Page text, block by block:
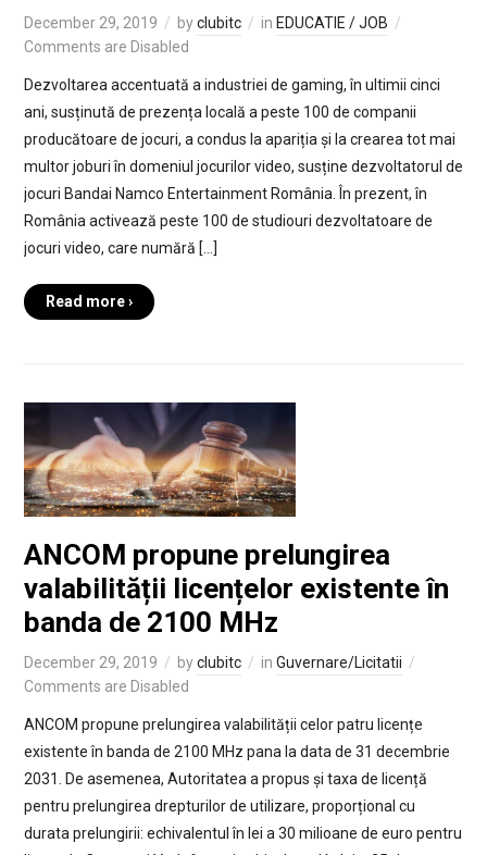
December 29, 2019 byclubitc in EDUCATIE / JOB
Comments are Disabled
Dezvoltarea accentuată a industriei de gaming, în ultimii cinci
ani, susținută de prezența locală a peste 100 de companii
producătoare de jocuri, a condus la apariția și la crearea tot mai
multor joburi în domeniul jocurilor video, susține dezvoltatorul de
jocuri Bandai Namco Entertainment România. În prezent, în
România activează peste 100 de studiouri dezvoltatoare de
jocuri video, care numără […]
Read more ›
ANCOM propune prelungirea
valabilității licențelor existente în
banda de 2100 MHz
December 29, 2019 byclubitc in Guvernare/Licitatii
Comments are Disabled
ANCOM propune prelungirea valabilității celor patru licențe
existente în banda de 2100 MHz pana la data de 31 decembrie
2031. De asemenea, Autoritatea a propus și taxa de licență
pentru prelungirea drepturilor de utilizare, proporțional cu
durata prelungirii: echivalentul în lei a 30 milioane de euro pentru